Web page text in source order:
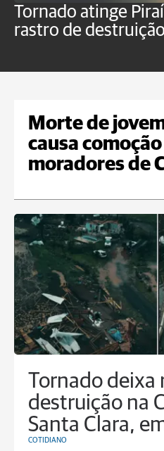
Tornado atinge
rastro de destruição
Morte de
causa
moradores de
Tornado deixa
destruição na
Santa Clara,
COTIDIANO